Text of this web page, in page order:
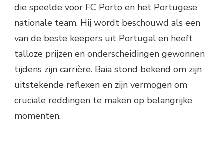
die speelde voor FC Porto en het Portugese
nationale team. Hij wordt beschouwd als een
van de beste keepers uit Portugal en heeft
talloze prijzen en onderscheidingen gewonnen
tijdens zijn carrière. Baia stond bekend om zijn
uitstekende reflexen en zijn vermogen om
cruciale reddingen te maken op belangrijke
momenten.